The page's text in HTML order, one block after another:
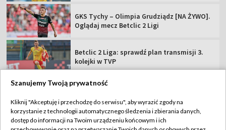
GKS Tychy – Olimpia Grudziądz [NA ŻYWO].
Oglądaj mecz Betclic 2 Ligi
Betclic 2 Liga: sprawdź plan transmisji 3.
kolejki w TVP
TVP
Szanujemy Twoją prywatność
Kliknij "Akceptuję i przechodzę do serwisu", aby wyrazić zgody na
korzystanie z technologii automatycznego śledzenia i zbierania danych,
dostęp do informacji na Twoim urządzeniu końcowym i ich